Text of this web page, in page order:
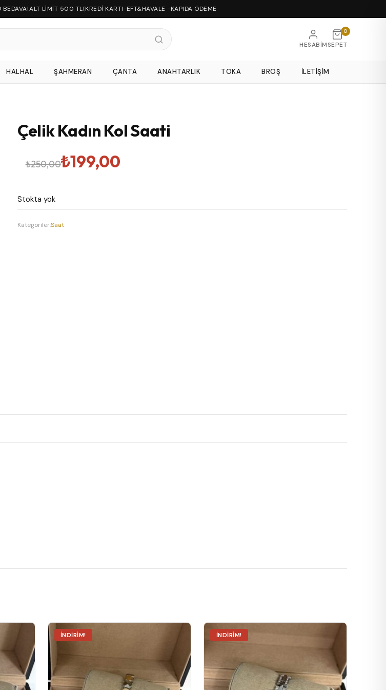
ALT LİMİT 500 TL!KREDİ KARTI-EFT&HAVALE -KAPIDA ÖDEME
HESABIM
0
SEPET
HALHAL ŞAHMERAN ÇANTA ANAHTARLIK TOKA BROŞ İLETIŞIM
Çelik Kadın Kol Saati
₺250,00
Orijinal
₺250,00.
₺199,00
Şu
fiyat:
Stokta yok
Kategoriler:Saat
İNDIRIM! İNDIRIM!